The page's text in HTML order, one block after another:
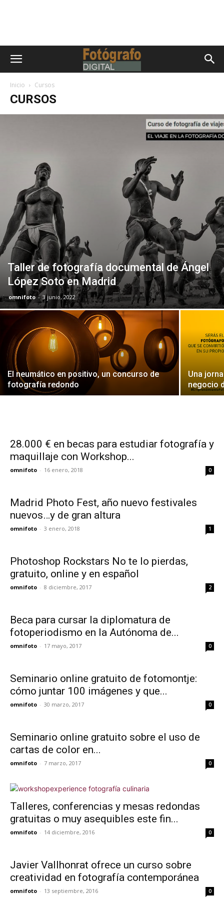
Inicio Cursos
CURSOS
Taller de fotografía documental de Ángel
López Soto en Madrid
omnifoto - 3 junio, 2022
El neumático en positivo, un concurso de
fotografía redondo
Una
negocio
28.000 € en becas para estudiar fotografía y
maquillaje con Workshop...
omnifoto - 16 enero, 2018 0
Madrid Photo Fest, año nuevo festivales
nuevos…y de gran altura
omnifoto - 3 enero, 2018 1
Photoshop Rockstars No te lo pierdas,
gratuito, online y en español
omnifoto - 8 diciembre, 2017 2
Beca para cursar la diplomatura de
fotoperiodismo en la Autónoma de...
omnifoto - 17 mayo, 2017 0
Seminario online gratuito de fotomontje:
cómo juntar 100 imágenes y que...
omnifoto - 30 marzo, 2017 0
Seminario online gratuito sobre el uso de
cartas de color en...
omnifoto - 7 marzo, 2017 0
Talleres, conferencias y mesas redondas
gratuitas o muy asequibles este fin...
omnifoto - 14 diciembre, 2016 0
Javier Vallhonrat ofrece un curso sobre
creatividad en fotografía contemporánea
omnifoto - 13 septiembre, 2016 0